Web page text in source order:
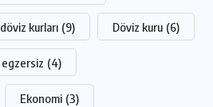
döviz kurları (9) Döviz kuru (6)
egzersiz (4)
Ekonomi (3)